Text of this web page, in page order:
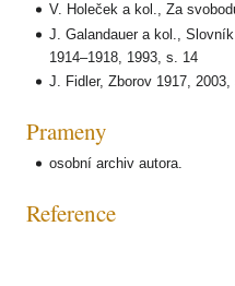
V. Holeček a kol., Za
J. Galandauer a kol.,
1914–1918, 1993, s. 14
J. Fidler, Zborov 1917, 2003,
Prameny
osobní archiv autora.
Reference